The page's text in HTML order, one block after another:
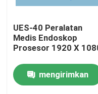
Rumah
UES-40 Peralatan
Medis Endoskop
Prosesor 1920 X
mengirimkan